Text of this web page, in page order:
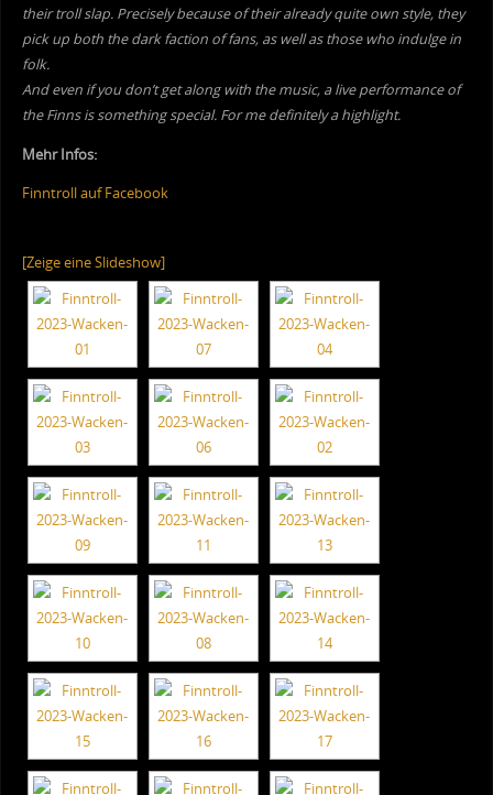
their troll slap. Precisely because of their already quite own style, they
pick up both the dark faction of fans, as well as those who indulge in
folk.
And even if you don’t get along with the music, a live performance of
the Finns is something special. For me definitely a highlight.
Mehr Infos:
Finntroll auf Facebook
[Zeige eine Slideshow]